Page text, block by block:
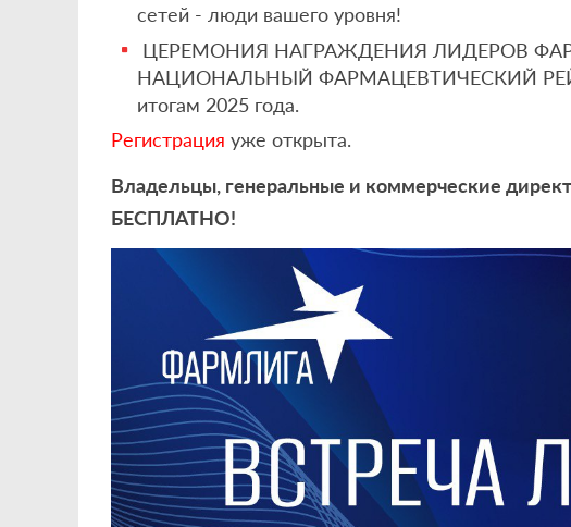
сетей - люди вашего уровня!
ЦЕРЕМОНИЯ НАГРАЖДЕНИЯ ЛИДЕРОВ
НАЦИОНАЛЬНЫЙ ФАРМАЦЕВТИЧЕСКИЙ
итогам 2025 года.
Регистрация уже открыта.
Владельцы, генеральные и коммерческие
БЕСПЛАТНО!